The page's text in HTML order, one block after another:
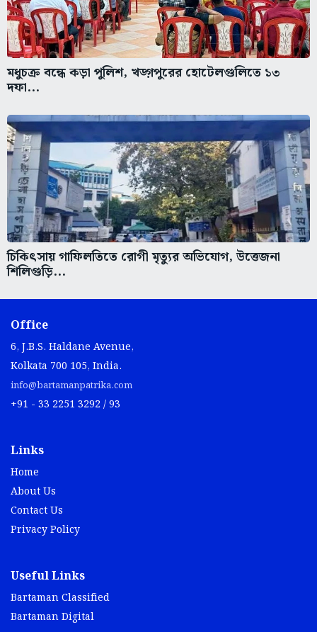
মধুচক্র বন্ধে কড়া পুলিশ, খড়্গপুরের হোটেলগুলিতে ১৩
দফা...
চিকিৎসায় গাফিলতিতে রোগী মৃত্যুর অভিযোগ, উত্তেজনা
শিলিগুড়ি...
Office
6, J.B.S. Haldane Avenue,
Kolkata 700 105, India.
info@bartamanpatrika.com
+91 - 33 2251 3292 / 93
Links
Home
About Us
Contact Us
Privacy Policy
Useful Links
Bartaman Classified
Bartaman Digital